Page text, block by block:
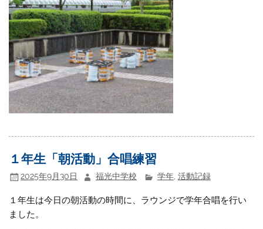
１年生「朝活動」合唱練習
2025年9月30日 福光中学校 学年, 活動記録
１年生は今日の朝活動の時間に、ラウンジで学年合唱を行い
ました。